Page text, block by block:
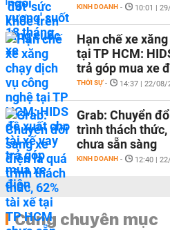
KINH DOANH - 10:01 |
Hạn chế xe
tại TP HCM:
trả góp mua xe
THỜI SỰ - 14:37 | 22/08/
Grab: Chuyển
trình thách thức,
chưa sẵn sàng
KINH DOANH - 12:40 |
Cùng chuyên mục